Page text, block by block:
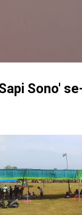
Sono'